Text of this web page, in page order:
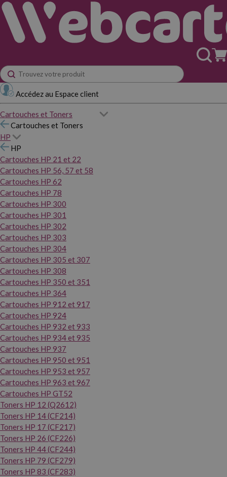
Accédez au Espace client
Cartouches et Toners
Cartouches et Toners
HP
HP
Cartouches HP 21 et 22
Cartouches HP 56, 57 et 58
Cartouches HP 62
Cartouches HP 78
Cartouches HP 300
Cartouches HP 301
Cartouches HP 302
Cartouches HP 303
Cartouches HP 304
Cartouches HP 305 et 307
Cartouches HP 308
Cartouches HP 350 et 351
Cartouches HP 364
Cartouches HP 912 et 917
Cartouches HP 924
Cartouches HP 932 et 933
Cartouches HP 934 et 935
Cartouches HP 937
Cartouches HP 950 et 951
Cartouches HP 953 et 957
Cartouches HP 963 et 967
Cartouches HP GT52
Toners HP 12 (Q2612)
Toners HP 14 (CF214)
Toners HP 17 (CF217)
Toners HP 26 (CF226)
Toners HP 44 (CF244)
Toners HP 79 (CF279)
Toners HP 83 (CF283)